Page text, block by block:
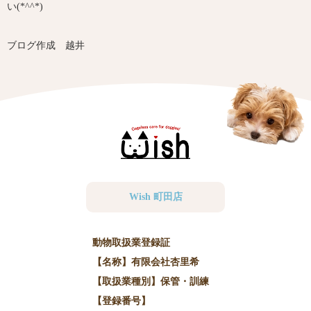
い(*^^*)
ブログ作成 越井
Wish 町田店
動物取扱業登録証
【名称】有限会社杏里希
【取扱業種別】保管・訓練
【登録番号】